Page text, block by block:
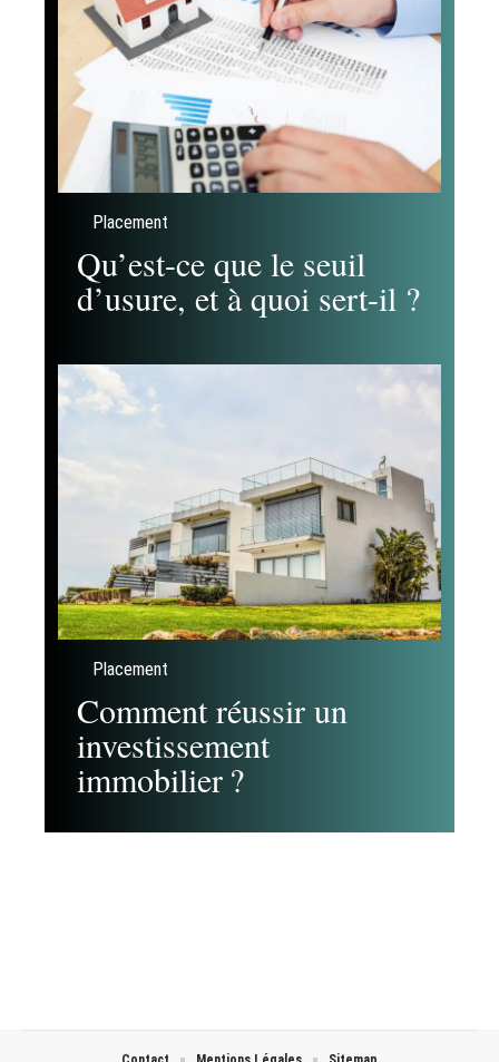
Placement
Qu’est-ce que le seuil
d’usure, et à quoi sert-il ?
Placement
Comment réussir un
investissement
immobilier ?